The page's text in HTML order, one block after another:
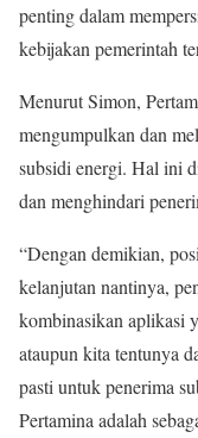
penting dalam
kebijakan pemerintah
Menurut Simon,
mengumpulkan dan
subsidi energi. Hal ini
dan menghindari
“Dengan demikian,
kelanjutan nantinya,
kombinasikan aplikasi
ataupun kita tentunya
pasti untuk penerima
Pertamina adalah